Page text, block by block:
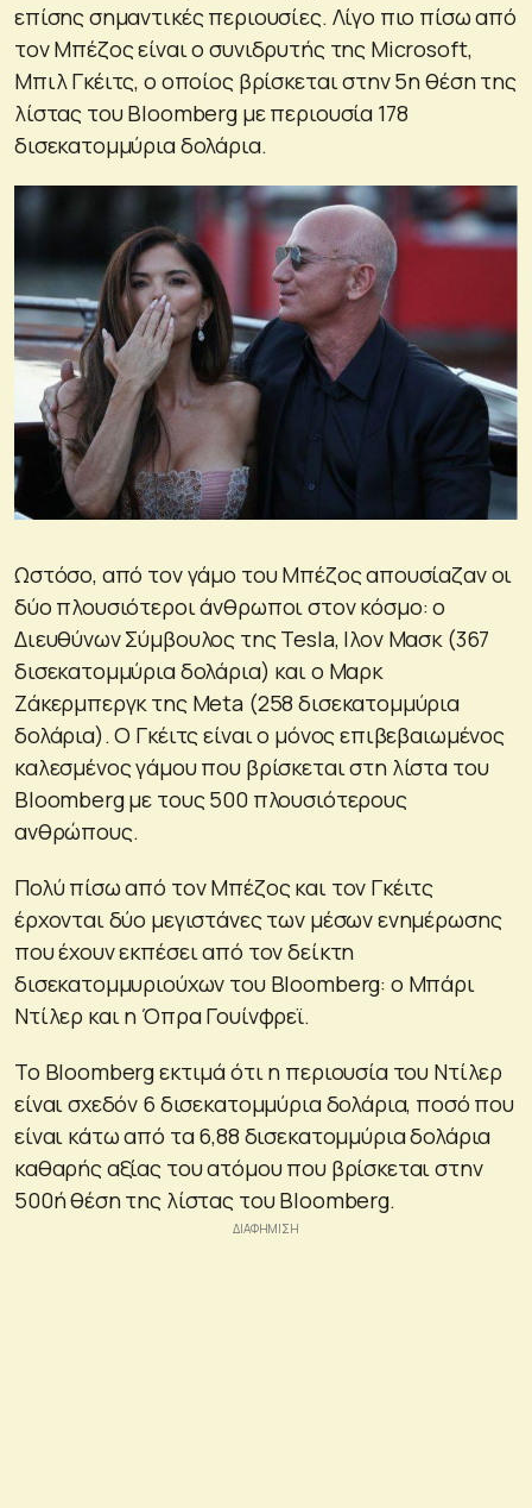
επίσης σημαντικές περιουσίες. Λίγο πιο πίσω από
τον Μπέζος είναι ο συνιδρυτής της Microsoft,
Μπιλ Γκέιτς, ο οποίος βρίσκεται στην 5η θέση της
λίστας του Bloomberg με περιουσία 178
δισεκατομμύρια δολάρια.
Ωστόσο, από τον γάμο του Μπέζος απουσίαζαν οι
δύο πλουσιότεροι άνθρωποι στον κόσμο: ο
Διευθύνων Σύμβουλος της Tesla, Ιλον Μασκ (367
δισεκατομμύρια δολάρια) και ο Μαρκ
Ζάκερμπεργκ της Meta (258 δισεκατομμύρια
δολάρια). Ο Γκέιτς είναι ο μόνος επιβεβαιωμένος
καλεσμένος γάμου που βρίσκεται στη λίστα του
Bloomberg με τους 500 πλουσιότερους
ανθρώπους.
Πολύ πίσω από τον Μπέζος και τον Γκέιτς
έρχονται δύο μεγιστάνες των μέσων ενημέρωσης
που έχουν εκπέσει από τον δείκτη
δισεκατομμυριούχων του Bloomberg: ο Μπάρι
Ντίλερ και η Όπρα Γουίνφρεϊ.
Το Bloomberg εκτιμά ότι η περιουσία του Ντίλερ
είναι σχεδόν 6 δισεκατομμύρια δολάρια, ποσό που
είναι κάτω από τα 6,88 δισεκατομμύρια δολάρια
καθαρής αξίας του ατόμου που βρίσκεται στην
500ή θέση της λίστας του Bloomberg.